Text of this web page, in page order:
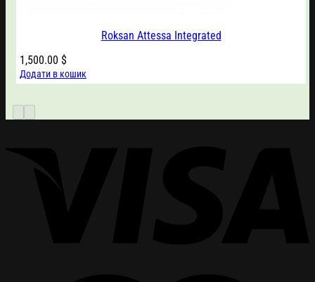
Roksan Attessa Integrated
1,500.00 $
Додати в кошик